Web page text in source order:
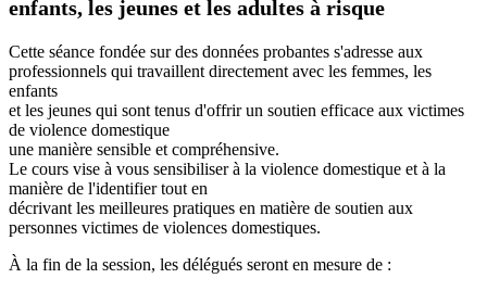
enfants, les jeunes et les adultes à risque
Cette séance fondée sur des données probantes s'adresse aux
professionnels qui travaillent directement avec les femmes, les
enfants
et les jeunes qui sont tenus d'offrir un soutien efficace aux victimes
de violence domestique
une manière sensible et compréhensive.
Le cours vise à vous sensibiliser à la violence domestique et à la
manière de l'identifier tout en
décrivant les meilleures pratiques en matière de soutien aux
personnes victimes de violences domestiques.
À la fin de la session, les délégués seront en mesure de :